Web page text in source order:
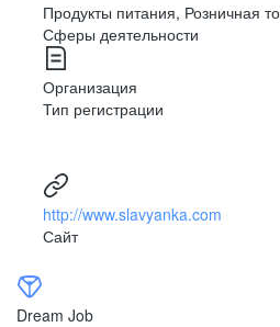
Продукты питания, Розничная
Сферы деятельности
Организация
Тип регистрации
http://www.slavyanka.com
Сайт
Dream Job